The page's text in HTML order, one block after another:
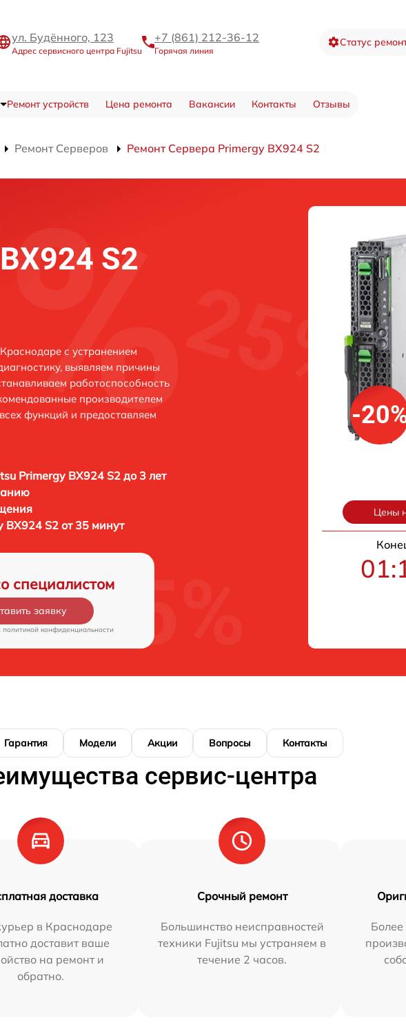
ул. Будённого, 123
Адрес сервисного центра Fujitsu
+7 (861) 212-36-12
Горячая линия
Статус
Ремонт устройств Цена ремонта Вакансии Контакты Отзывы
Ремонт Серверов Ремонт Сервера Primergy BX924 S2
S2
с устранением
выявляем причины
работоспособность
производителем
функций и предоставляем
Primergy BX924 S2 до 3 лет
BX924 S2 от 35 минут
специалистом
заявку
политикой конфиденциальности
-
Цены
Гарантия Модели Акции Вопросы Контакты
сервис-центра
доставка
в Краснодаре
доставит ваше
на ремонт и
обратно.
Срочный ремонт
Большинство неисправностей
техники Fujitsu мы устраняем в
течение 2 часов.
Более